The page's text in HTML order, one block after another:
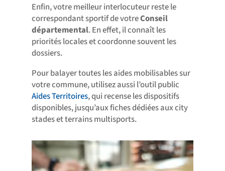
Enfin, votre meilleur interlocuteur reste le
correspondant sportif de votreConseil
départemental. En effet, il connaît les
priorités locales et coordonne souvent les
dossiers.
Pour balayer toutes les aides mobilisables sur
votre commune, utilisez aussi l’outil public
Aides Territoires, qui recense les dispositifs
disponibles, jusqu’aux fiches dédiées aux city
stades et terrains multisports.